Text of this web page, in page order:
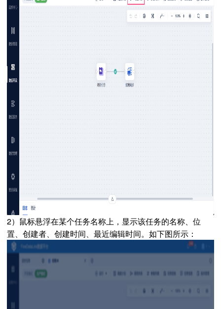
2）鼠标悬浮在某个任务名称上，显示该任务的名称、位
置、创建者、创建时间、最近编辑时间。如下图所示：